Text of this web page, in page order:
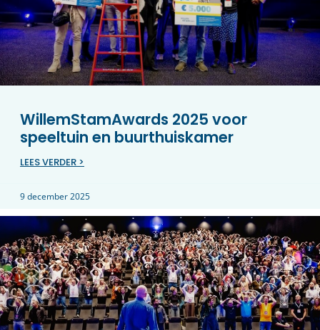
WillemStamAwards 2025 voor
speeltuin en buurthuiskamer
LEES VERDER >
9 december 2025